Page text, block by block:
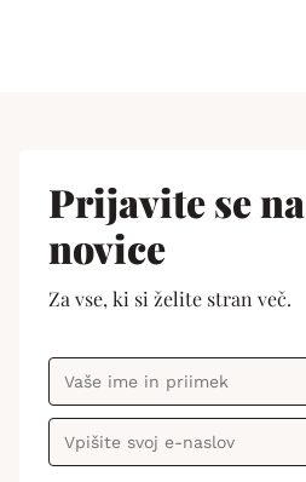
Prijavite se na
novice
Za vse, ki si želite stran več.